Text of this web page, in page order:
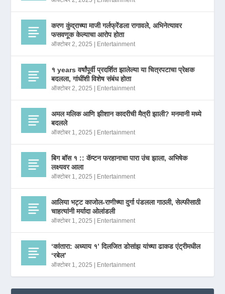
करण कुंद्राच्या माजी गर्लफ्रेंडला रागावले, अभिनेत्यावर
फसवणूक केल्याचा आरोप होता
ऑक्टोबर 2, 2025 | Entertainment
१ years वर्षांपूर्वी प्रदर्शित झालेल्या या चित्रपटाचा प्रेक्षक
बदलला, गांधींशी विशेष संबंध होता
ऑक्टोबर 2, 2025 | Entertainment
अमल मलिक आणि झीशान कादरीची मैत्री झाली? मनमानी मध्ये
बदलले
ऑक्टोबर 1, 2025 | Entertainment
बिग बॉस १ :: कॅप्टन फरहानाचा पारा उंच झाला, अभिषेक
लक्ष्यवर आला
ऑक्टोबर 1, 2025 | Entertainment
आलिया भट्ट काजोल-राणीच्या दुर्गा पंडलला गाठली, सेल्फीसाठी
चाहत्यांनी मर्यादा ओलांडली
ऑक्टोबर 1, 2025 | Entertainment
‘कांतारा: अध्याय १’ दिलजित डोसांझ यांच्या ढाकड एंट्रीमधील
‘रबेल’
ऑक्टोबर 1, 2025 | Entertainment